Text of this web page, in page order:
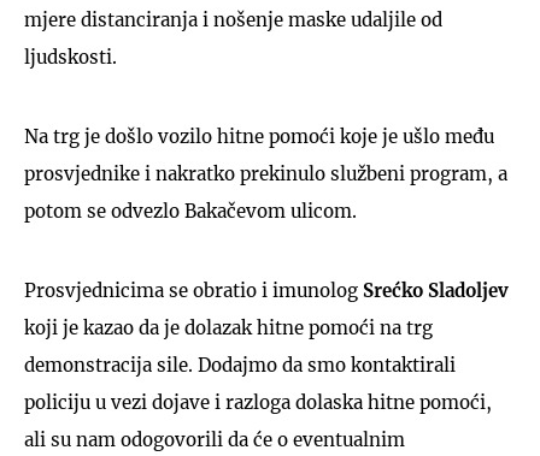
mjere distanciranja i nošenje maske udaljile od
ljudskosti.
Na trg je došlo vozilo hitne pomoći koje je ušlo među
prosvjednike i nakratko prekinulo službeni program, a
potom se odvezlo Bakačevom ulicom.
Prosvjednicima se obratio i imunolog Srećko Sladoljev
koji je kazao da je dolazak hitne pomoći na trg
demonstracija sile. Dodajmo da smo kontaktirali
policiju u vezi dojave i razloga dolaska hitne pomoći,
ali su nam odogovorili da će o eventualnim